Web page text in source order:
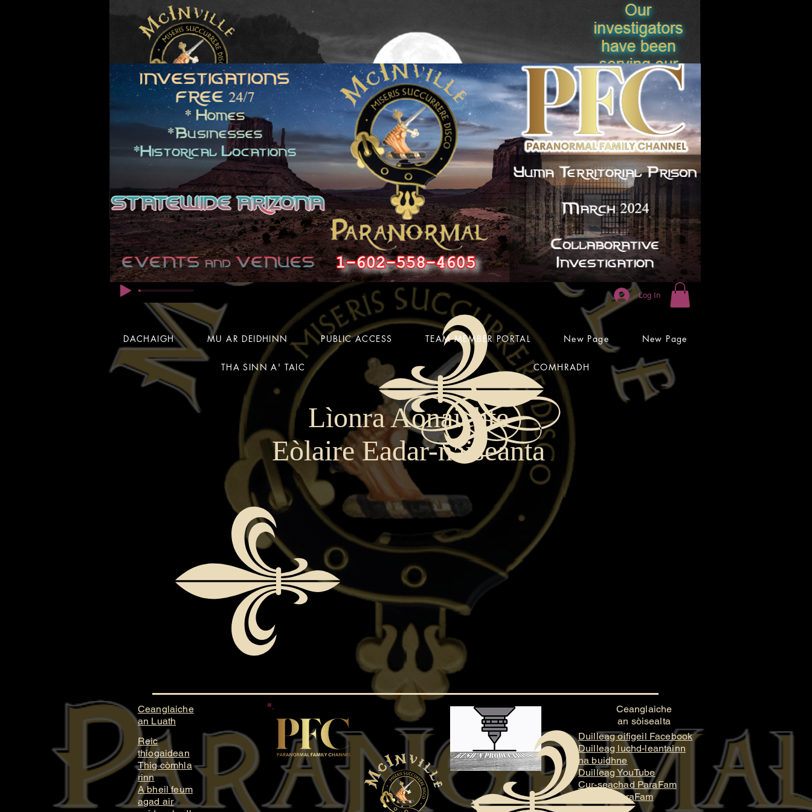
© Copyright
Log In
DACHAIGH MU AR DEIDHINN PUBLIC ACCESS TEAM MEMBER PORTAL New Page New Page
THA SINN A' TAIC COMHRADH
Lìonra Aonaichte
Eòlaire Eadar-nàiseanta
Ceanglaiche
an Luath
Reic
thiogaidean
Thig còmhla
rinn
A bheil feum
agad air
Ceanglaiche
an sòisealta
Duilleag oifigeil Facebook
Duilleag luchd-leantainn
na buidhne
Duilleag YouTube
Cur-seachad ParaFam
Stiùidio ParaFam